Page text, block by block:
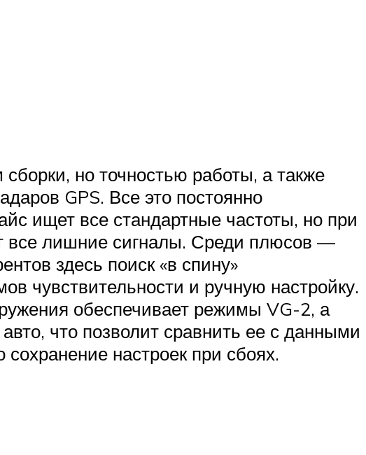
но точностью работы, а также
GPS. Все это постоянно
ищет все стандартные частоты, но при
все лишние сигналы. Среди плюсов —
здесь поиск «в спину»
чувствительности и ручную настройку.
обеспечивает режимы VG-2, а
что позволит сравнить ее с данными
настроек при сбоях.